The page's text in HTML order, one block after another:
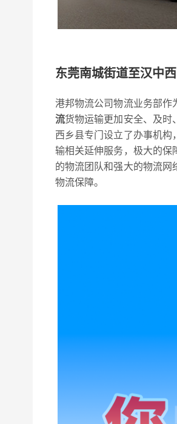
东莞南城街道至汉中
港邦物流公司物流业务部作
流货物运输更加安全、及时
西乡县专门设立了办事机
输相关延伸服务，极大的保
的物流团队和强大的物流网
物流保障。